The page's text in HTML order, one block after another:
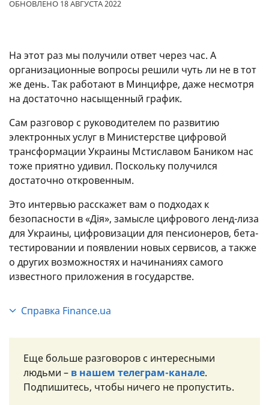
ОБНОВЛЕНО 18 АВГУСТА 2022
На этот раз мы получили ответ через час. А
организационные вопросы решили чуть ли не в тот
же день. Так работают в Минцифре, даже несмотря
на достаточно насыщенный график.
Сам разговор с руководителем по развитию
электронных услуг в Министерстве цифровой
трансформации Украины Мстиславом Баником нас
тоже приятно удивил. Поскольку получился
достаточно откровенным.
Это интервью расскажет вам о подходах к
безопасности в «Дія», замысле цифрового ленд-лиза
для Украины, цифровизации для пенсионеров, бета-
тестировании и появлении новых сервисов, а также
о других возможностях и начинаниях самого
известного приложения в государстве.
Справка Finance.ua
Министерство цифровой трансформации
орган центральной исполнительной власти
отвечает за формирование и реализацию
государственной политики в области
Еще больше разговоров с интересными
людьми – в нашем телеграм-канале.
Подпишитесь, чтобы ничего не пропустить.